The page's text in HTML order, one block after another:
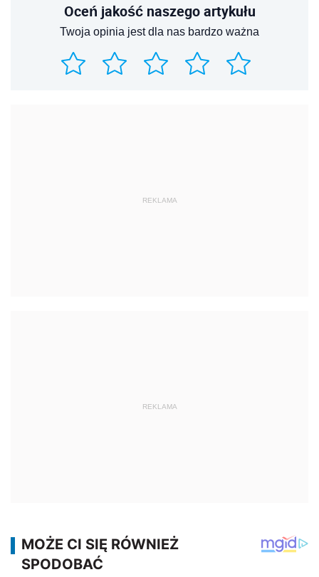
Oceń jakość naszego artykułu
Twoja opinia jest dla nas bardzo ważna
REKLAMA
REKLAMA